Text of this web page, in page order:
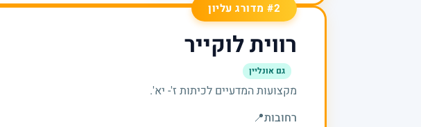
#2 מדורג עליון
רווית לוקייר
גם אונליין
מקצועות המדעיים לכיתות ז'- יא'.
רחובות📍